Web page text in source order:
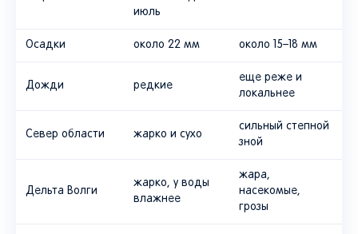
июль
Осадки около 22 мм около 15–18 мм
Дожди редкие
еще реже и
локальнее
Север области жарко и сухо
сильный степной
зной
Дельта Волги
жарко, у воды
влажнее
жара,
насекомые,
грозы